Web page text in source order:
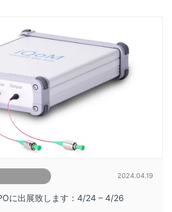
2024.04.19
に出展致します：4/24 – 4/26